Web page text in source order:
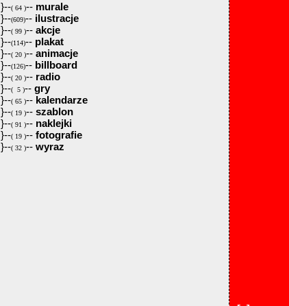
}--( 64 )-- murale
}--(609)-- ilustracje
}--( 99 )-- akcje
}--(114)-- plakat
}--( 20 )-- animacje
}--(126)-- billboard
}--( 20 )-- radio
}--( 5 )-- gry
}--( 65 )-- kalendarze
}--( 19 )-- szablon
}--( 91 )-- naklejki
}--( 19 )-- fotografie
}--( 32 )-- wyraz